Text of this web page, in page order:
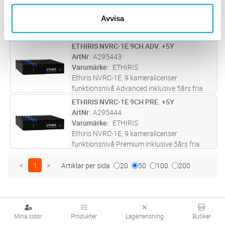
Avvisa
Mina sidor Produkter Lagerrensning Butiker
Ethiris NVRC-1E, 9 kameralicenser
funktionsnivå Extended inklusive 5års fria
uppdateringar. Kameralicenserna i NVRC-1E
enheten kan enkelt utökas med stöd för flera
kameror, se Ethiris VMS camera li
ST Lägg i kundvagn
ETHIRIS NVRC-1E 9CH ADV. +5Y
ArtNr A295443
Varumärke
ETHIRIS
Ethiris NVRC-1E, 9 kameralicenser
funktionsnivå Advanced inklusive 5års fria
uppdateringar. Kameralicenserna i NVRC-1E
enheten kan enkelt utökas med stöd för flera
kameror, se Ethiris VMS camera li
ST Lägg i kundvagn
ETHIRIS NVRC-1E 9CH PRE. +5Y
ArtNr A295444
Varumärke
ETHIRIS
Ethiris NVRC-1E, 9 kameralicenser
funktionsnivå Premium inklusive 5års fria
enheten kan enkelt utökas med stöd för flera
< 1 > Artiklar per sida 20 50 100 200